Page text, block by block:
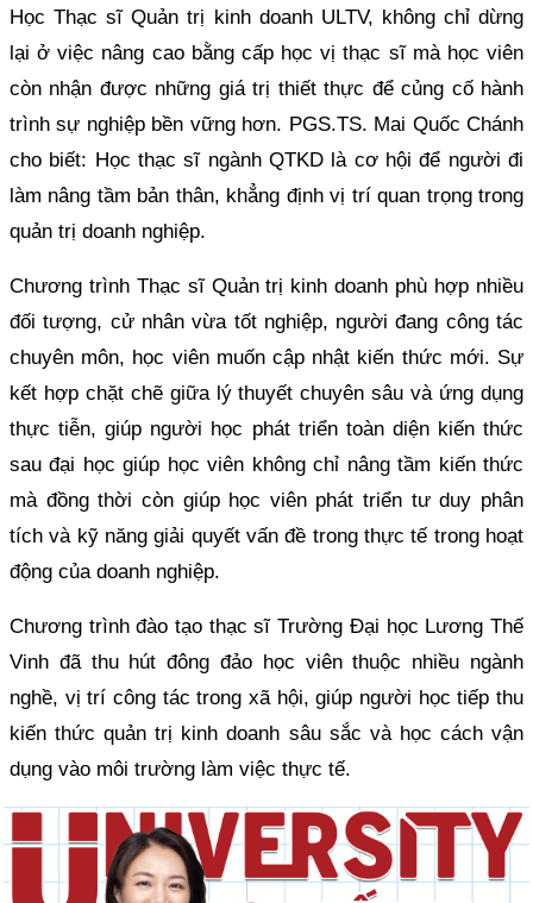
Học Thạc sĩ Quản trị kinh doanh ULTV, không chỉ dừng
lại ở việc nâng cao bằng cấp học vị thạc sĩ mà học viên
còn nhận được những giá trị thiết thực để củng cố hành
trình sự nghiệp bền vững hơn. PGS.TS. Mai Quốc Chánh
cho biết: Học thạc sĩ ngành QTKD là cơ hội để người đi
làm nâng tầm bản thân, khẳng định vị trí quan trọng trong
quản trị doanh nghiệp.
Chương trình Thạc sĩ Quản trị kinh doanh phù hợp nhiều
đối tượng, cử nhân vừa tốt nghiệp, người đang công tác
chuyên môn, học viên muốn cập nhật kiến thức mới. Sự
kết hợp chặt chẽ giữa lý thuyết chuyên sâu và ứng dụng
thực tiễn, giúp người học phát triển toàn diện kiến thức
sau đại học giúp học viên không chỉ nâng tầm kiến thức
mà đồng thời còn giúp học viên phát triển tư duy phân
tích và kỹ năng giải quyết vấn đề trong thực tế trong hoạt
động của doanh nghiệp.
Chương trình đào tạo thạc sĩ Trường Đại học Lương Thế
Vinh đã thu hút đông đảo học viên thuộc nhiều ngành
nghề, vị trí công tác trong xã hội, giúp người học tiếp thu
kiến thức quản trị kinh doanh sâu sắc và học cách vận
dụng vào môi trường làm việc thực tế.